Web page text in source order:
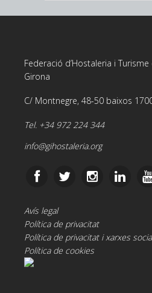
Federació d’Hostaleria i
Girona
C/ Montnegre, 48-50 baixos
Tel. +34 972 224 344
info@gihostaleria.org
Avís legal
Política de privacitat
Política de privacitat i xarxes
Política de cookies